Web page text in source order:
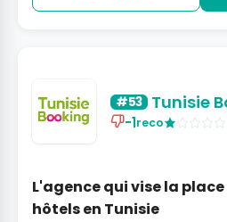
#53 Tunisie
-1reco
L'agence qui vise la place
hôtels en Tunisie